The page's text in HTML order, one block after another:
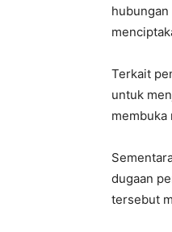
Terkait
untuk
membuka
dugaan
tersebut